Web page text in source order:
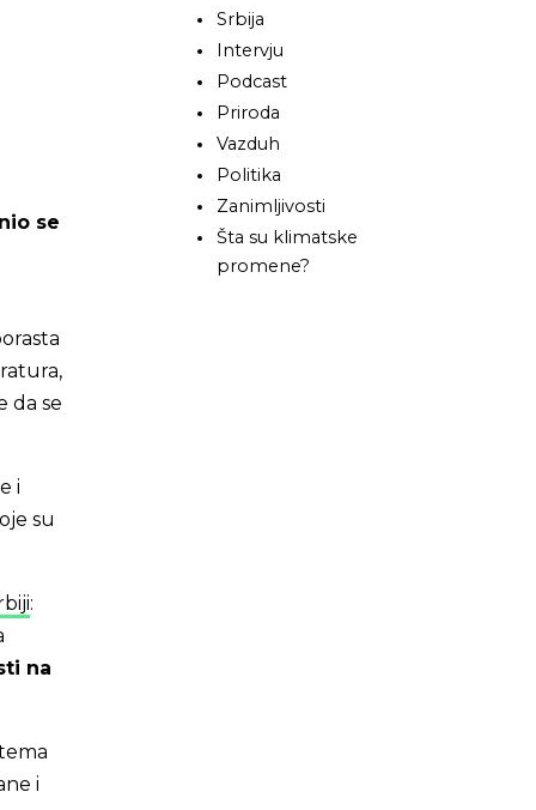
se
da se
i
su
:
na
i
Srbija
Intervju
Podcast
Priroda
Vazduh
Politika
Zanimljivosti
Šta su klimatske
promene?